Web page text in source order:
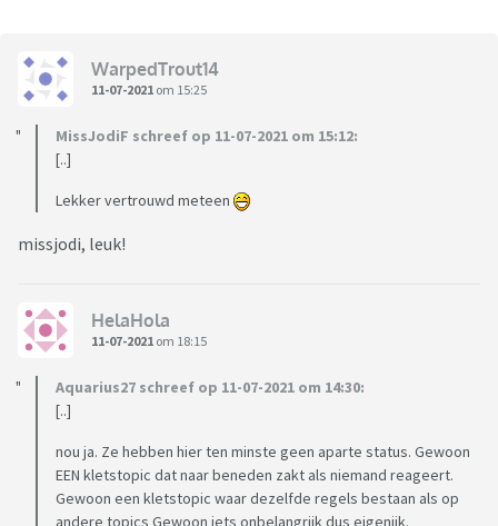
WarpedTrout14
11-07-2021 om 15:25
MissJodiF schreef op 11-07-2021 om 15:12:
[..]
Lekker vertrouwd meteen
missjodi, leuk!
HelaHola
11-07-2021 om 18:15
Aquarius27 schreef op 11-07-2021 om 14:30:
[..]
nou ja. Ze hebben hier ten minste geen aparte status. Gewoon
EEN kletstopic dat naar beneden zakt als niemand reageert.
Gewoon een kletstopic waar dezelfde regels bestaan als op
andere topics Gewoon iets onbelangrijk dus eigenijk.